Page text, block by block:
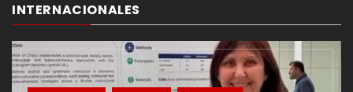
INTERNACIONALES